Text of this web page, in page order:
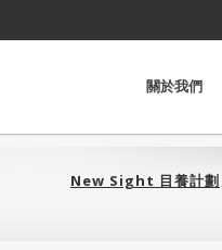
關於我們
New Sight 目養計劃‎